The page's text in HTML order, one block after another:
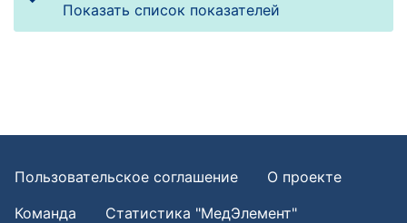
Показать список показателей
Пользовательское соглашение
О проекте
Команда
Статистика "МедЭлемент"